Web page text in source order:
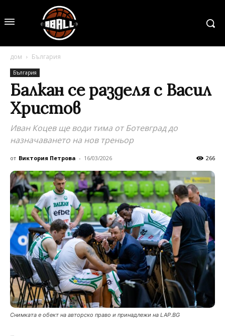
дом България
България
Балкан се разделя с Васил
Христов
Иван Коцев ще води тима от Ботевград до
назначаването на нов треньор
от Виктория Петрова - 16/03/2026 266
Снимката е обект на авторско право и принадлежи на LAP.BG